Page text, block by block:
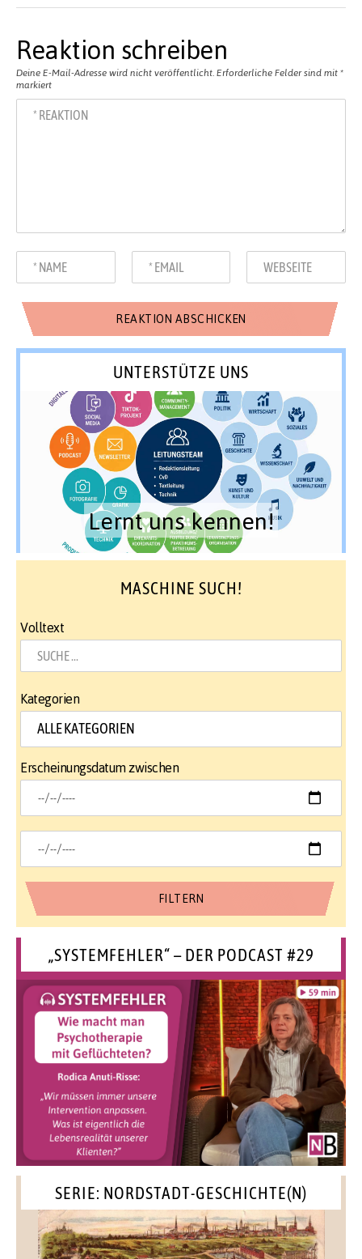
Reaktion schreiben
Deine E-Mail-Adresse wird nicht veröffentlicht. Erforderliche Felder sind mit *
markiert
UNTERSTÜTZE UNS
Lernt uns kennen!
MASCHINE SUCH!
Volltext
Kategorien
Erscheinungsdatum zwischen
„SYSTEMFEHLER“ – DER PODCAST #29
SERIE: NORDSTADT-GESCHICHTE(N)